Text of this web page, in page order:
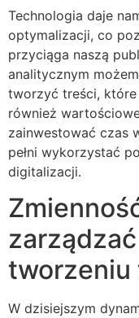
Technologia daje
optymalizacji, co
przyciąga naszą
analitycznym
tworzyć treści, które
również
zainwestować czas
pełni wykorzystać
digitalizacji.
tworzeniu
W dzisiejszym